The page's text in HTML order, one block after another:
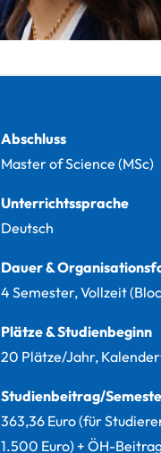
Abschluss
Master of Science (MSc)
Unterrichtssprache
Deutsch
Dauer &
4 Semester, Vollzeit
Plätze & Studienbeginn
20 Plätze/Jahr,
Studienbeitrag/
363,36 Euro (für
1.500 Euro) + ÖH-